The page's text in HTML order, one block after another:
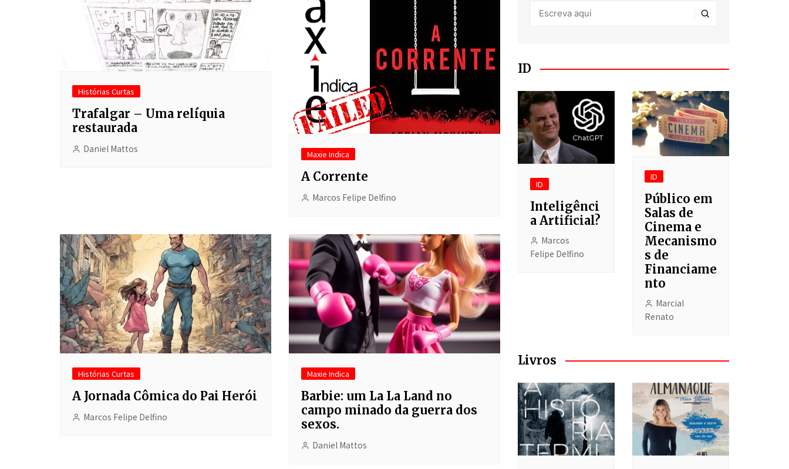
Histórias Curtas
Trafalgar – Uma relíquia
restaurada
Daniel Mattos
Maxie Indica
A Corrente
Marcos Felipe Delfino
Histórias Curtas
A Jornada Cômica do Pai Herói
Marcos Felipe Delfino
Maxie Indica
Barbie: um La La Land no
campo minado da guerra dos
sexos.
Daniel Mattos
ID
ID
Inteligênci
a Artificial?
Marcos
Felipe Delfino
ID
Público em
Salas de
Cinema e
Mecanismo
s de
Financiame
nto
Marcial
Renato
Livros